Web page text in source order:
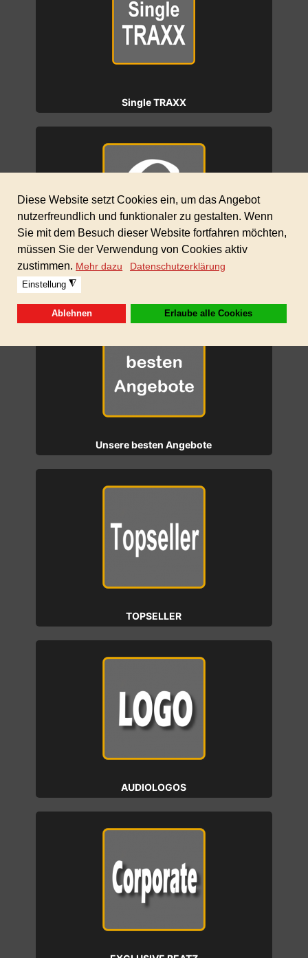
Single TRAXX
Gratis Musik
Unsere besten Angebote
TOPSELLER
AUDIOLOGOS